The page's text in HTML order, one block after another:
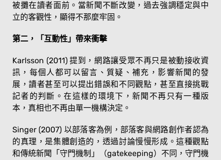
被攤在讀者面前。當新聞不斷改變，過去強調穩定與中
立的客觀性，顯得不那麼牢固。
第二，「互動性」帶來衝擊
Karlsson (2011) 提到，網路讓受眾不再只是被動接收資
訊，每個人都可以留言、質疑、補充，影響新聞的發
展，讀者甚至可以提出錯誤和不同觀點，甚至直接挑戰
記者的判斷。在這樣的環境下，新聞不再只有一種版
本，真相也不再由單一機構決定。
Singer (2007) 以部落客為例，部落客與網路創作者認為
的真理，是集體創造的，透過討論慢慢形成。這種觀點
和傳統新聞「守門機制」（gatekeeping）不同，守門機